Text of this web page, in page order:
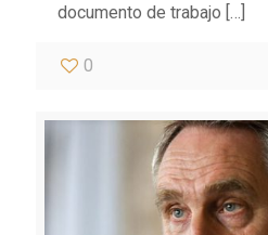
documento de trabajo […]
0